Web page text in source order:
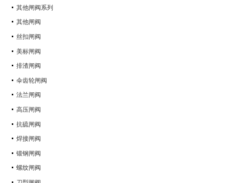
其他闸阀系列
其他闸阀
丝扣闸阀
美标闸阀
排渣闸阀
伞齿轮闸阀
法兰闸阀
高压闸阀
抗硫闸阀
焊接闸阀
锻钢闸阀
螺纹闸阀